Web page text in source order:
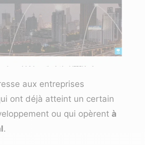
aux entreprises
ont déjà atteint un certain
ou qui opèrent à
.